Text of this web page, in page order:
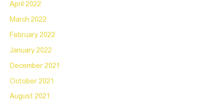
April 2022
March 2022
February 2022
January 2022
December 2021
October 2021
August 2021